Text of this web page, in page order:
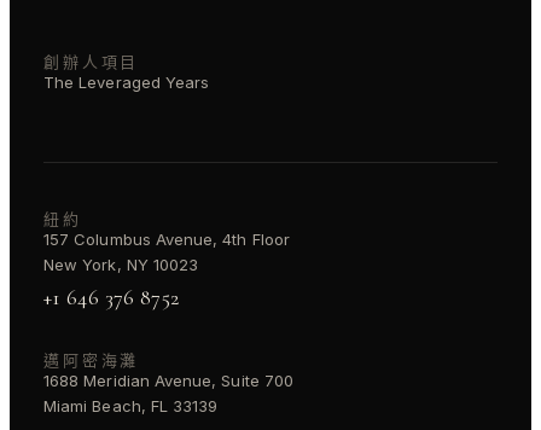
創辦人項目
The Leveraged Years
紐約
157 Columbus Avenue, 4th Floor
New York, NY 10023
+1 646 376 8752
邁阿密海灘
1688 Meridian Avenue, Suite 700
Miami Beach, FL 33139